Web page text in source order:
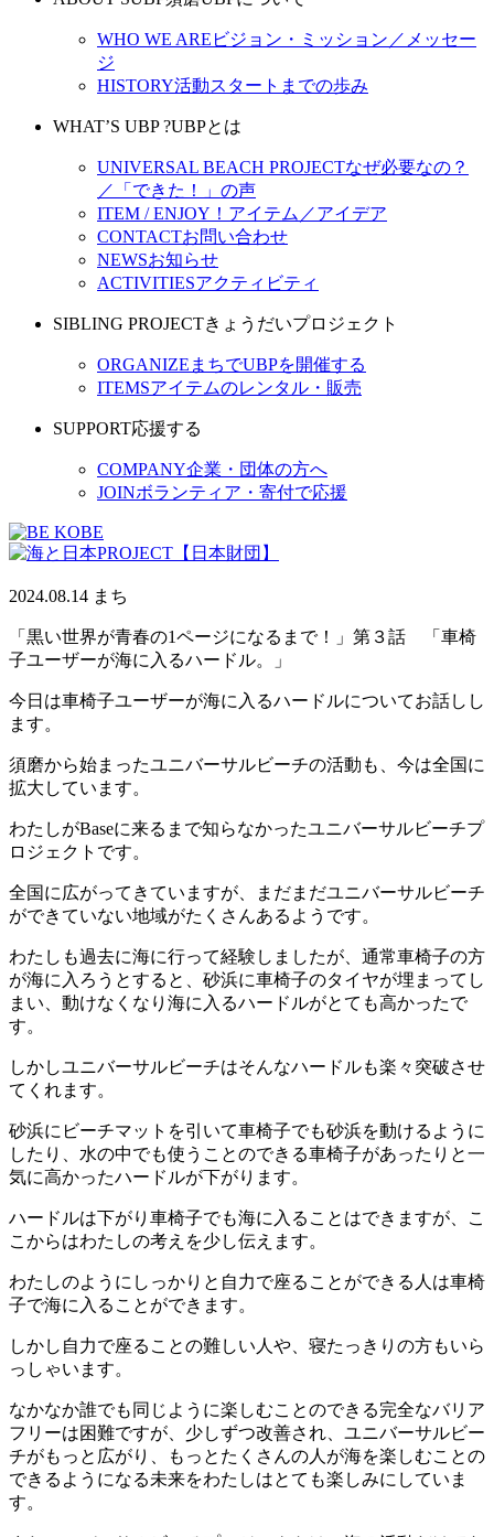
WHO WE ARE ビジョン・ミッション／メッセー
ジ
HISTORY活動スタートまでの歩み
WHAT’S UBP ?UBPとは
UNIVERSAL BEACH PROJECTなぜ必要なの？
／「できた！」の声
ITEM / ENJOY！ アイテム／アイデア
CONTACTお問い合わせ
NEWSお知らせ
ACTIVITIESアクティビティ
SIBLING PROJECTきょうだいプロジェクト
ORGANIZE まちでUBPを開催する
ITEMSアイテムのレンタル・販売
SUPPORT応援する
COMPANY企業・団体の方へ
JOINボランティア・寄付で応援
2024.08.14 まち
「黒い世界が青春の1ページになるまで！」第３話 「車椅
子ユーザーが海に入るハードル。」
今日は車椅子ユーザーが海に入るハードルについてお話しし
ます。
須磨から始まったユニバーサルビーチの活動も、今は全国に
拡大しています。
わたしがBaseに来るまで知らなかったユニバーサルビーチプ
ロジェクトです。
全国に広がってきていますが、まだまだユニバーサルビーチ
ができていない地域がたくさんあるようです。
わたしも過去に海に行って経験しましたが、通常車椅子の方
が海に入ろうとすると、砂浜に車椅子のタイヤが埋まってし
まい、動けなくなり海に入るハードルがとても高かったで
す。
しかしユニバーサルビーチはそんなハードルも楽々突破させ
てくれます。
砂浜にビーチマットを引いて車椅子でも砂浜を動けるように
したり、水の中でも使うことのできる車椅子があったりと一
気に高かったハードルが下がります。
ハードルは下がり車椅子でも海に入ることはできますが、こ
こからはわたしの考えを少し伝えます。
わたしのようにしっかりと自力で座ることができる人は車椅
子で海に入ることができます。
しかし自力で座ることの難しい人や、寝たっきりの方もいら
っしゃいます。
なかなか誰でも同じように楽しむことのできる完全なバリア
フリーは困難ですが、少しずつ改善され、ユニバーサルビー
チがもっと広がり、もっとたくさんの人が海を楽しむことの
できるようになる未来をわたしはとても楽しみにしていま
す。